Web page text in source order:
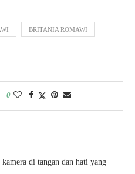
BRITANIA ROMAWI
0
di tangan dan hati yang